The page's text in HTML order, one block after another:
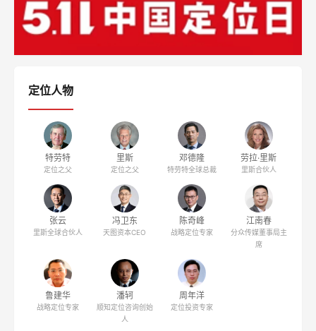
定位人物
特劳特
定位之父
里斯
定位之父
邓德隆
特劳特全球总裁
劳拉·里斯
里斯合伙人
张云
里斯全球合伙人
冯卫东
天图资本CEO
陈奇峰
战略定位专家
江南春
分众传媒董事局主
席
鲁建华
战略定位专家
潘轲
顺知定位咨询创始
人
周年洋
定位投资专家